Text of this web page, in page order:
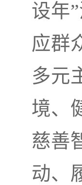
设年
应群
多元
境、
慈善
动、